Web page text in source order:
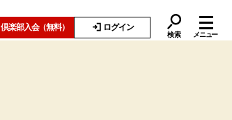
倶楽部入会（無料） ログイン
検索 メニュー